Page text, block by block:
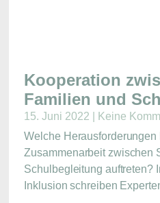
Kooperation
Familien und
15. Juni 2022
Keine
Welche Herausforderungen
Zusammenarbeit zwischen
Schulbegleitung auftreten?
Inklusion schreiben